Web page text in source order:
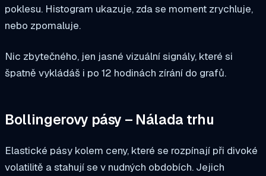
poklesu. Histogram ukazuje, zda se moment zrychluje,
nebo zpomaluje.
Nic zbytečného, jen jasné vizuální signály, které si
špatně vykládáš i po 12 hodinách zírání do grafů.
Bollingerovy pásy – Nálada trhu
Elastické pásy kolem ceny, které se rozpínají při divoké
volatilitě a stahují se v nudných obdobích. Jejich